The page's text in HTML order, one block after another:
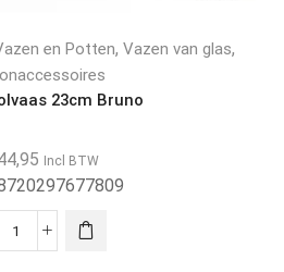
en Potten, Vazen van glas,
23cm Bruno
Incl BTW